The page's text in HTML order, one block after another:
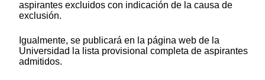
aspirantes excluidos con indicación de la causa de
exclusión.
Igualmente, se publicará en la página web de la
Universidad la lista provisional completa de aspirantes
admitidos.